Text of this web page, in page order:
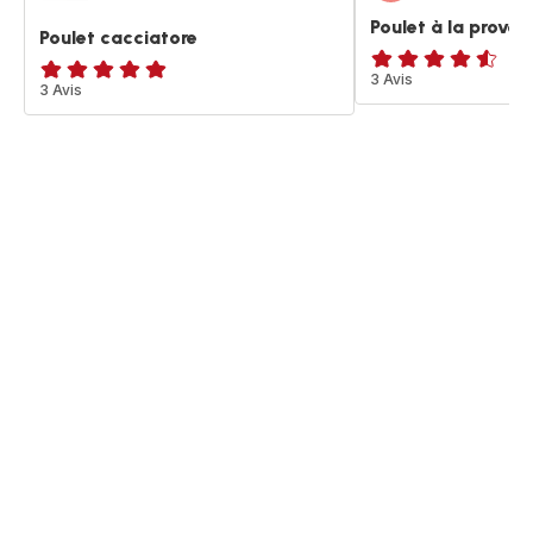
Poulet cacciatore
Avis
5
3 Avis
Poulet à la
ratings.4.5
3 Avis